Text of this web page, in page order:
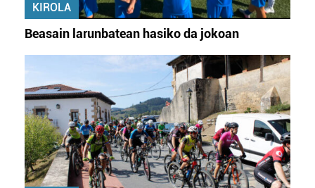
KIROLA
Beasain larunbatean hasiko da jokoan